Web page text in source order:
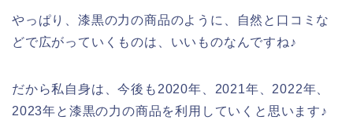
やっぱり、漆黒の力の商品のように、自然と口コミな
どで広がっていくものは、いいものなんですね♪
だから私自身は、今後も2020年、2021年、2022年、
2023年と漆黒の力の商品を利用していくと思います♪